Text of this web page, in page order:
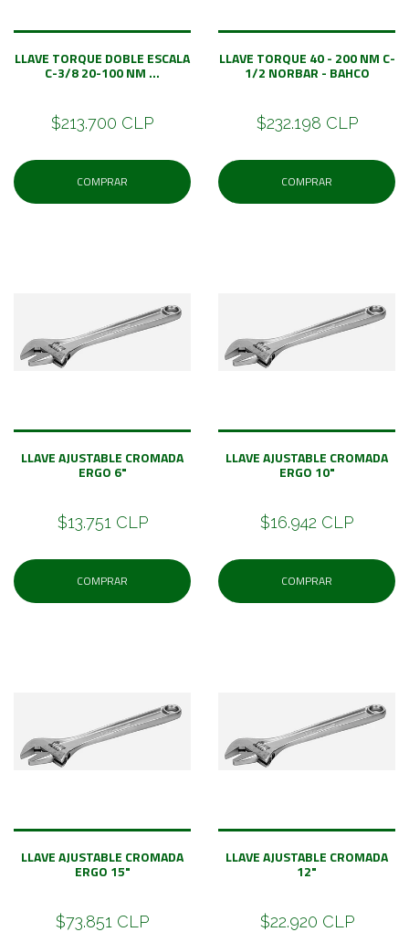
LLAVE TORQUE DOBLE ESCALA
C-3/8 20-100 NM ...
$213.700 CLP
COMPRAR
LLAVE TORQUE 40 - 200 NM C-
1/2 NORBAR - BAHCO
$232.198 CLP
COMPRAR
LLAVE AJUSTABLE CROMADA
ERGO 6"
$13.751 CLP
COMPRAR
LLAVE AJUSTABLE CROMADA
ERGO 10"
$16.942 CLP
COMPRAR
LLAVE AJUSTABLE CROMADA
ERGO 15"
$73.851 CLP
LLAVE AJUSTABLE CROMADA
12"
$22.920 CLP